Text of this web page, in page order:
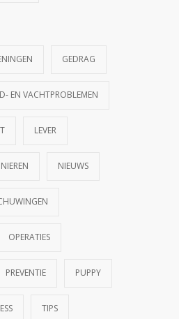
GEDRAG
EN VACHTPROBLEMEN
LEVER
NIEREN NIEUWS
OPERATIES
PREVENTIE PUPPY
TIPS